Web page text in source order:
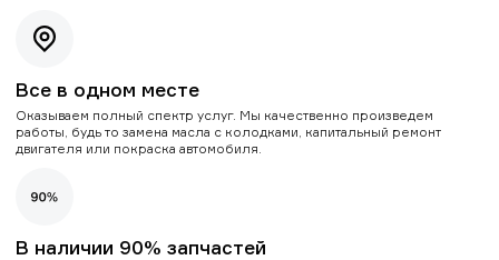
Все в одном месте
Оказываем полный спектр услуг. Мы качественно произведем
работы, будь то замена масла с колодками, капитальный ремонт
двигателя или покраска автомобиля.
В наличии 90% запчастей